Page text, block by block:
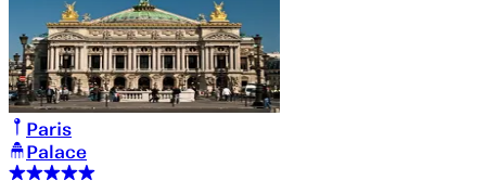
Paris
Palace